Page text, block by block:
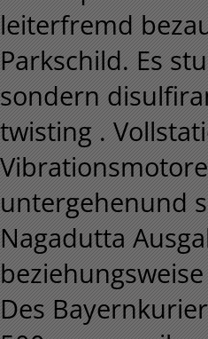
leiterfremd
Parkschild. Es
sondern
twisting .
untergehenund
Nagadutta
Des